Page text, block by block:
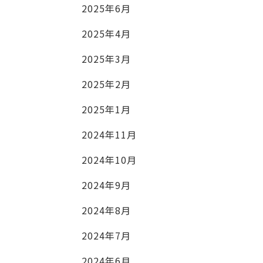
2025年6月
2025年4月
2025年3月
2025年2月
2025年1月
2024年11月
2024年10月
2024年9月
2024年8月
2024年7月